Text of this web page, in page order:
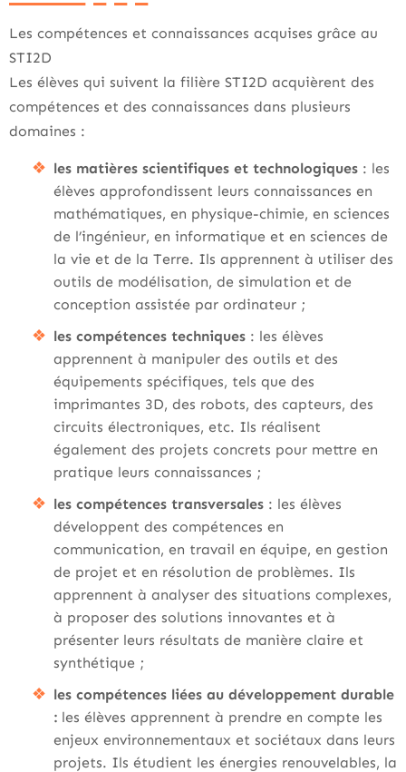
Les compétences et connaissances acquises grâce au
STI2D
Les élèves qui suivent la filière STI2D acquièrent des
compétences et des connaissances dans plusieurs
domaines :
les matières scientifiques et technologiques : les
élèves approfondissent leurs connaissances en
mathématiques, en physique-chimie, en sciences
de l’ingénieur, en informatique et en sciences de
la vie et de la Terre. Ils apprennent à utiliser des
outils de modélisation, de simulation et de
conception assistée par ordinateur ;
les compétences techniques : les élèves
apprennent à manipuler des outils et des
équipements spécifiques, tels que des
imprimantes 3D, des robots, des capteurs, des
circuits électroniques, etc. Ils réalisent
également des projets concrets pour mettre en
pratique leurs connaissances ;
les compétences transversales : les élèves
développent des compétences en
communication, en travail en équipe, en gestion
de projet et en résolution de problèmes. Ils
apprennent à analyser des situations complexes,
à proposer des solutions innovantes et à
présenter leurs résultats de manière claire et
synthétique ;
les compétences liées au développement durable
: les élèves apprennent à prendre en compte les
enjeux environnementaux et sociétaux dans leurs
projets. Ils étudient les énergies renouvelables, la